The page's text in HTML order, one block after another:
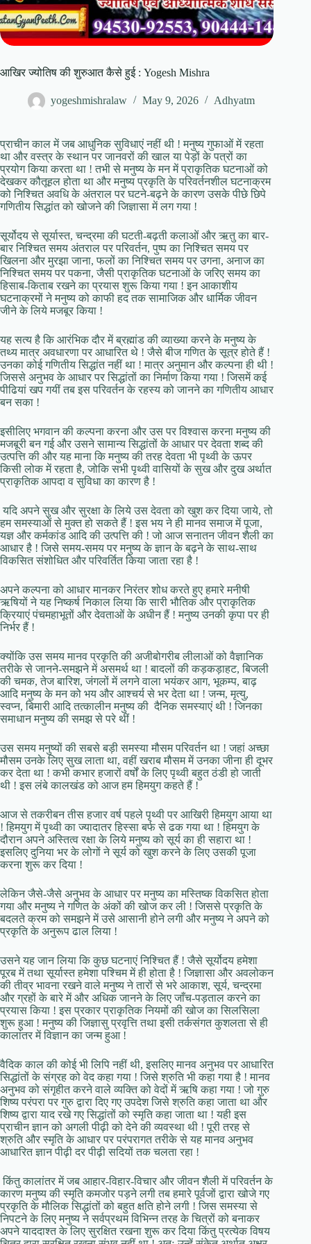
आखिर ज्योतिष की शुरुआत कैसे हुई : Yogesh Mishra
yogeshmishralaw May 9, 2026 Adhyatm
प्राचीन काल में जब आधुनिक सुविधाएं नहीं थी ! मनुष्य गुफाओं में रहता
था और वस्त्र के स्थान पर जानवरों की खाल या पेड़ों के पत्रों का
प्रयोग किया करता था ! तभी से मनुष्य के मन में प्राकृतिक घटनाओं को
देखकर कौतूहल होता था और मनुष्य प्रकृति के परिवर्तनशील घटनाक्रम
को निश्चित अवधि के अंतराल पर घटने-बढ़ने के कारण उसके पीछे छिपे
गणितीय सिद्धांत को खोजने की जिज्ञासा में लग गया !
सूर्योदय से सूर्यास्त, चन्द्रमा की घटती-बढ़ती कलाओं और ऋतु का बार-
बार निश्चित समय अंतराल पर परिवर्तन, पुष्प का निश्चित समय पर
खिलना और मुरझा जाना, फलों का निश्चित समय पर उगना, अनाज का
निश्चित समय पर पकना, जैसी प्राकृतिक घटनाओं के जरिए समय का
हिसाब-किताब रखने का प्रयास शुरू किया गया ! इन आकाशीय
घटनाक्रमों ने मनुष्य को काफी हद तक सामाजिक और धार्मिक जीवन
जीने के लिये मजबूर किया !
यह सत्य है कि आरंभिक दौर में ब्रह्मांड की व्याख्या करने के मनुष्य के
तथ्य मात्र अवधारणा पर आधारित थे ! जैसे बीज गणित के सूत्र होते हैं !
उनका कोई गणितीय सिद्धांत नहीं था ! मात्र अनुमान और कल्पना ही थी !
जिससे अनुभव के आधार पर सिद्धांतों का निर्माण किया गया ! जिसमें कई
पीढियां खप गयीं तब इस परिवर्तन के रहस्य को जानने का गणितीय आधार
बन सका !
इसीलिए भगवान की कल्पना करना और उस पर विश्वास करना मनुष्य की
मजबूरी बन गई और उसने सामान्य सिद्धांतों के आधार पर देवता शब्द की
उत्पत्ति की और यह माना कि मनुष्य की तरह देवता भी पृथ्वी के ऊपर
किसी लोक में रहता है, जोकि सभी पृथ्वी वासियों के सुख और दुख अर्थात
प्राकृतिक आपदा व सुविधा का कारण है !
यदि अपने सुख और सुरक्षा के लिये उस देवता को खुश कर दिया जाये, तो
हम समस्याओं से मुक्त हो सकते हैं ! इस भय ने ही मानव समाज में पूजा,
यज्ञ और कर्मकांड आदि की उत्पत्ति की ! जो आज सनातन जीवन शैली का
आधार है ! जिसे समय-समय पर मनुष्य के ज्ञान के बढ़ने के साथ-साथ
विकसित संशोधित और परिवर्तित किया जाता रहा है !
अपने कल्पना को आधार मानकर निरंतर शोध करते हुए हमारे मनीषी
ऋषियों ने यह निष्कर्ष निकाल लिया कि सारी भौतिक और प्राकृतिक
क्रियाएं पंचमहाभूतों और देवताओं के अधीन हैं ! मनुष्य उनकी कृपा पर ही
निर्भर हैं !
क्योंकि उस समय मानव प्रकृति की अजीबोगरीब लीलाओं को वैज्ञानिक
तरीके से जानने-समझने में असमर्थ था ! बादलों की कड़कड़ाहट, बिजली
की चमक, तेज बारिश, जंगलों में लगने वाला भयंकर आग, भूकम्प, बाढ़
आदि मनुष्य के मन को भय और आश्चर्य से भर देता था ! जन्म, मृत्यु,
स्वप्न, बिमारी आदि तत्कालीन मनुष्य की दैनिक समस्याएं थी ! जिनका
समाधान मनुष्य की समझ से परे थीं !
उस समय मनुष्यों की सबसे बड़ी समस्या मौसम परिवर्तन था ! जहां अच्छा
मौसम उनके लिए सुख लाता था, वहीं खराब मौसम में उनका जीना ही दूभर
कर देता था ! कभी कभार हजारों वर्षों के लिए पृथ्वी बहुत ठंडी हो जाती
थी ! इस लंबे कालखंड को आज हम हिमयुग कहते हैं !
आज से तकरीबन तीस हजार वर्ष पहले पृथ्वी पर आखिरी हिमयुग आया था
! हिमयुग में पृथ्वी का ज्यादातर हिस्सा बर्फ से ढक गया था ! हिमयुग के
दौरान अपने अस्तित्व रक्षा के लिये मनुष्य को सूर्य का ही सहारा था !
इसलिए दुनिया भर के लोगों ने सूर्य को खुश करने के लिए उसकी पूजा
करना शुरू कर दिया !
लेकिन जैसे-जैसे अनुभव के आधार पर मनुष्य का मस्तिष्क विकसित होता
गया और मनुष्य ने गणित के अंकों की खोज कर ली ! जिससे प्रकृति के
बदलते क्रम को समझने में उसे आसानी होने लगी और मनुष्य ने अपने को
प्रकृति के अनुरूप ढाल लिया !
उसने यह जान लिया कि कुछ घटनाएं निश्चित हैं ! जैसे सूर्योदय हमेशा
पूरब में तथा सूर्यास्त हमेशा पश्चिम में ही होता है ! जिज्ञासा और अवलोकन
की तीव्र भावना रखने वाले मनुष्य ने तारों से भरे आकाश, सूर्य, चन्द्रमा
और ग्रहों के बारे में और अधिक जानने के लिए जाँच-पड़ताल करने का
प्रयास किया ! इस प्रकार प्राकृतिक नियमों की खोज का सिलसिला
शुरू हुआ ! मनुष्य की जिज्ञासु प्रवृत्ति तथा इसी तर्कसंगत कुशलता से ही
कालांतर में विज्ञान का जन्म हुआ !
वैदिक काल की कोई भी लिपि नहीं थी, इसलिए मानव अनुभव पर आधारित
सिद्धांतों के संग्रह को वेद कहा गया ! जिसे श्रुति भी कहा गया है ! मानव
अनुभव को संगृहीत करने वाले व्यक्ति को वेदों में ऋषि कहा गया ! जो गुरु
शिष्य परंपरा पर गुरु द्वारा दिए गए उपदेश जिसे श्रुति कहा जाता था और
शिष्य द्वारा याद रखे गए सिद्धांतों को स्मृति कहा जाता था ! यही इस
प्राचीन ज्ञान को अगली पीढ़ी को देने की व्यवस्था थी ! पूरी तरह से
श्रुति और स्मृति के आधार पर परंपरागत तरीके से यह मानव अनुभव
आधारित ज्ञान पीढ़ी दर पीढ़ी सदियों तक चलता रहा !
किंतु कालांतर में जब आहार-विहार-विचार और जीवन शैली में परिवर्तन के
कारण मनुष्य की स्मृति कमजोर पड़ने लगी तब हमारे पूर्वजों द्वारा खोजे गए
प्रकृति के मौलिक सिद्धांतों को बहुत क्षति होने लगी ! जिस समस्या से
निपटने के लिए मनुष्य ने सर्वप्रथम विभिन्न तरह के चित्रों को बनाकर
अपने याददाश्त के लिए सुरक्षित रखना शुरू कर दिया किंतु प्रत्येक विषय